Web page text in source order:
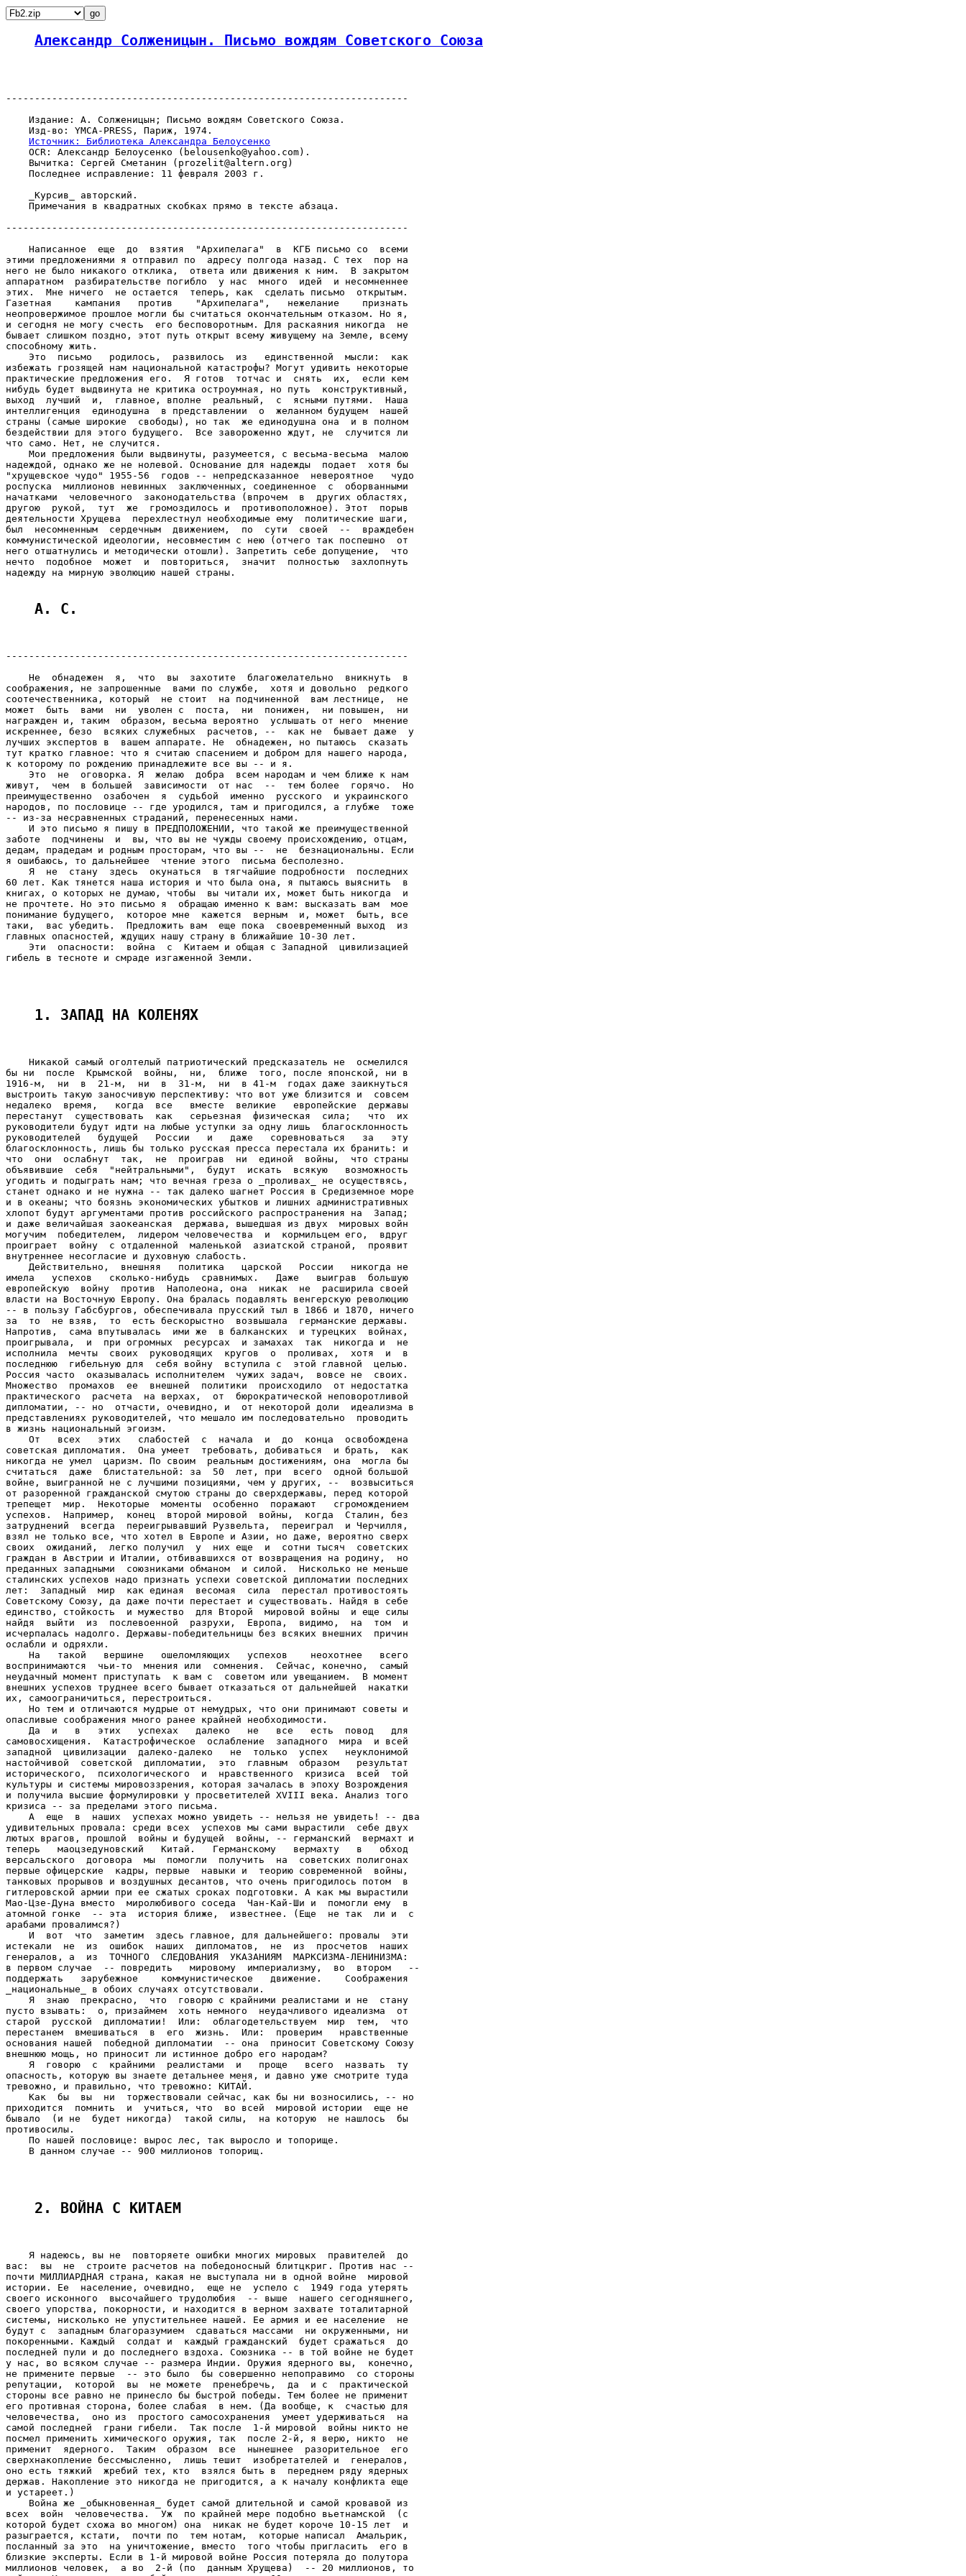
Александр Солженицын. Письмо вождям Советского Союза
----------------------------------------------------------------------
    Издание: А. Солженицын; Письмо вождям Советского Союза.
    Изд-во: YMCA-PRESS, Париж, 1974.
Источник: Библиотека Александра Белоусенко
    OCR: Александр Белоусенко (belousenko@yahoo.com).
    Вычитка: Сергей Сметанин (prozelit@altern.org)
    Последнее исправление: 11 февраля 2003 г.
    _Курсив_ авторский.
    Примечания в квадратных скобках прямо в тексте абзаца.
----------------------------------------------------------------------
    Написанное  еще  до  взятия  "Архипелага"  в  КГБ письмо со  всеми
этими предложениями я отправил по  адресу полгода назад. С тех  пор на
него не было никакого отклика,  ответа или движения к ним.  В закрытом
аппаратном  разбирательстве погибло  у нас  много  идей  и несомненнее
этих.  Мне ничего  не остается  теперь, как  сделать письмо  открытым.
Газетная    кампания   против    "Архипелага",   нежелание    признать
неопровержимое прошлое могли бы считаться окончательным отказом. Но я,
и сегодня не могу счесть  его бесповоротным. Для раскаяния никогда  не
бывает слишком поздно, этот путь открыт всему живущему на Земле, всему
способному жить.
    Это  письмо   родилось,  развилось  из   единственной  мысли:  как
избежать грозящей нам национальной катастрофы? Могут удивить некоторые
практические предложения его.  Я готов  тотчас и  снять  их,  если кем
нибудь будет выдвинута не критика остроумная, но путь  конструктивный,
выход  лучший  и,  главное, вполне  реальный,  с  ясными путями.  Наша
интеллигенция  единодушна  в представлении  о  желанном будущем  нашей
страны (самые широкие  свободы), но так  же единодушна она  и в полном
бездействии для этого будущего.  Все завороженно ждут, не  случится ли
что само. Нет, не случится.
    Мои предложения были выдвинуты, разумеется, с весьма-весьма  малою
надеждой, однако же не нолевой. Основание для надежды  подает  хотя бы
"хрущевское чудо" 1955-56  годов -- непредсказанное  невероятное   чудо
роспуска  миллионов невинных  заключенных, соединенное  с  оборванными
начатками  человечного  законодательства (впрочем  в  других областях,
другою  рукой,  тут  же  громоздилось и  противоположное). Этот  порыв
деятельности Хрущева  перехлестнул необходимые ему  политические шаги,
был  несомненным  сердечным  движением,  по  сути  своей  --  враждебен
коммунистической идеологии, несовместим с нею (отчего так поспешно  от
него отшатнулись и методически отошли). Запретить себе допущение,  что
нечто  подобное  может  и  повториться,  значит  полностью  захлопнуть
надежду на мирную эволюцию нашей страны.
А. С.
----------------------------------------------------------------------
    Не  обнадежен  я,  что  вы  захотите  благожелательно  вникнуть  в
соображения, не запрошенные  вами по службе,  хотя и довольно  редкого
соотечественника, который  не стоит  на подчиненной  вам лестнице,  не
может  быть  вами  ни  уволен с  поста,  ни  понижен,  ни повышен,  ни
награжден и, таким  образом, весьма вероятно  услышать от него  мнение
искреннее, безо  всяких служебных  расчетов, --  как не  бывает даже  у
лучших экспертов в  вашем аппарате. Не  обнадежен, но пытаюсь  сказать
тут кратко главное: что я считаю спасением и добром для нашего народа,
к которому по рождению принадлежите все вы -- и я.
    Это  не  оговорка. Я  желаю  добра  всем народам и чем ближе к нам
живут,  чем  в большей  зависимости  от нас  --  тем более  горячо.  Но
преимущественно  озабочен  я  судьбой  именно  русского  и украинского
народов, по пословице -- где уродился, там и пригодился, а глубже  тоже
-- из-за несравненных страданий, перенесенных нами.
    И это письмо я пишу в ПРЕДПОЛОЖЕНИИ, что такой же преимущественной
заботе  подчинены  и  вы, что вы не чужды своему происхождению, отцам,
дедам, прадедам и родным просторам, что вы --  не  безнациональны. Если
я ошибаюсь, то дальнейшее  чтение этого  письма бесполезно.
    Я  не  стану  здесь  окунаться  в тягчайшие подробности  последних
60 лет. Как тянется наша история и что была она, я пытаюсь выяснить  в
книгах, о которых не думаю, чтобы  вы читали их, может быть никогда  и
не прочтете. Но это письмо я  обращаю именно к вам: высказать вам  мое
понимание будущего,  которое мне  кажется  верным  и, может  быть, все
таки,  вас убедить.  Предложить вам  еще пока  своевременный выход  из
главных опасностей, ждущих нашу страну в ближайшие 10-30 лет.
    Эти  опасности:  война  с  Китаем и общая с Западной  цивилизацией
гибель в тесноте и смраде изгаженной Земли.
1. ЗАПАД НА КОЛЕНЯХ
    Никакой самый оголтелый патриотический предсказатель не  осмелился
бы ни  после  Крымской  войны,  ни,  ближе  того, после японской, ни в
1916-м,  ни  в  21-м,  ни  в  31-м,  ни  в 41-м  годах даже заикнуться
выстроить такую заносчивую перспективу: что вот уже близится и  совсем
недалеко  время,   когда  все   вместе  великие   европейские  державы
перестанут  существовать  как   серьезная  физическая  сила;   что  их
руководители будут идти на любые уступки за одну лишь  благосклонность
руководителей   будущей   России   и   даже   соревноваться   за   эту
благосклонность, лишь бы только русская пресса перестала их бранить: и
что  они  ослабнут  так,  не  проиграв  ни  единой  войны,  что страны
объявившие  себя  "нейтральными",  будут  искать  всякую   возможность
угодить и подыграть нам; что вечная греза о _проливах_ не осуществясь,
станет однако и не нужна -- так далеко шагнет Россия в Средиземное море
и в океаны; что боязнь экономических убытков и лишних административных
хлопот будут аргументами против российского распространения на  Запад;
и даже величайшая заокеанская  держава, вышедшая из двух  мировых войн
могучим  победителем,  лидером человечества  и  кормильцем его,  вдруг
проиграет  войну  с отдаленной  маленькой  азиатской страной,  проявит
внутреннее несогласие и духовную слабость.
    Действительно,  внешняя   политика   царской   России   никогда не
имела   успехов   сколько-нибудь  сравнимых.   Даже   выиграв  большую
европейскую  войну  против  Наполеона, она  никак  не  расширила своей
власти на Восточную Европу. Она бралась подавлять венгерскую революцию
-- в пользу Габсбургов, обеспечивала прусский тыл в 1866 и 1870, ничего
за  то  не взяв,  то  есть бескорыстно  возвышала  германские державы.
Напротив,  сама впутывалась  ими же  в балканских  и турецких  войнах,
проигрывала,  и  при огромных  ресурсах  и замахах  так  никогда и  не
исполнила  мечты  своих  руководящих  кругов  о  проливах,  хотя  и  в
последнюю  гибельную для  себя войну  вступила с  этой главной  целью.
Россия часто  оказывалась исполнителем  чужих задач,  вовсе не  своих.
Множество  промахов  ее  внешней  политики  происходило  от недостатка
практического  расчета  на верхах,  от  бюрократической неповоротливой
дипломатии, -- но  отчасти, очевидно, и  от некоторой доли  идеализма в
представлениях руководителей, что мешало им последовательно  проводить
в жизнь национальный эгоизм.
    От   всех   этих   слабостей  с  начала  и  до  конца  освобождена
советская дипломатия.  Она умеет  требовать, добиваться  и брать,  как
никогда не умел  царизм. По своим  реальным достижениям, она  могла бы
считаться  даже  блистательной: за  50  лет, при  всего  одной большой
войне, выигранной не с лучшими позициями, чем у других, --  возвыситься
от разоренной гражданской смутою страны до сверхдержавы, перед которой
трепещет  мир.  Некоторые  моменты  особенно  поражают   сгромождением
успехов.  Например,  конец  второй мировой  войны,  когда  Сталин, без
затруднений  всегда  переигрывавший Рузвельта,  переиграл  и Черчилля,
взял не только все, что хотел в Европе и Азии, но даже, вероятно сверх
своих  ожиданий,  легко получил  у  них еще  и  сотни тысяч  советских
граждан в Австрии и Италии, отбивавшихся от возвращения на родину,  но
преданных западными  союзниками обманом  и силой.  Нисколько не меньше
сталинских успехов надо признать успехи советской дипломатии последних
лет:  Западный  мир  как единая  весомая  сила  перестал противостоять
Советскому Союзу, да даже почти перестает и существовать. Найдя в себе
единство, стойкость  и мужество  для Второй  мировой войны  и еще силы
найдя  выйти  из  послевоенной  разрухи,  Европа,  видимо,  на  том  и
исчерпалась надолго. Державы-победительницы без всяких внешних  причин
ослабли и одряхли.
    На   такой   вершине   ошеломляющих   успехов    неохотнее   всего
воспринимаются  чьи-то  мнения или  сомнения.  Сейчас, конечно,  самый
неудачный момент приступать  к вам с  советом или увещанием.  В момент
внешних успехов труднее всего бывает отказаться от дальнейшей  накатки
их, самоограничиться, перестроиться.
    Но тем и отличаются мудрые от немудрых, что они принимают советы и
опасливые соображения много ранее крайней необходимости.
    Да  и   в   этих   успехах   далеко   не   все   есть  повод   для
самовосхищения.  Катастрофическое  ослабление  западного  мира  и всей
западной  цивилизации  далеко-далеко   не  только  успех   неуклонимой
настойчивой  советской  дипломатии,  это  главным  образом   результат
исторического,  психологического  и  нравственного  кризиса  всей  той
культуры и системы мировоззрения, которая зачалась в эпоху Возрождения
и получила высшие формулировки у просветителей XVIII века. Анализ того
кризиса -- за пределами этого письма.
    А  еще  в  наших  успехах можно увидеть -- нельзя не увидеть! -- два
удивительных провала: среди всех  успехов мы сами вырастили  себе двух
лютых врагов, прошлой  войны и будущей  войны, -- германский  вермахт и
теперь   маоцзедуновский   Китай.   Германскому   вермахту   в   обход
версальского  договора  мы  помогли  получить  на  советских полигонах
первые офицерские  кадры, первые  навыки и  теорию современной  войны,
танковых прорывов и воздушных десантов, что очень пригодилось потом  в
гитлеровской армии при ее сжатых сроках подготовки. А как мы вырастили
Мао-Цзе-Дуна вместо  миролюбивого соседа  Чан-Кай-Ши и  помогли ему  в
атомной гонке  -- эта  история ближе,  известнее. (Еще  не так  ли и  с
арабами провалимся?)
    И  вот  что  заметим  здесь главное, для дальнейшего: провалы  эти
истекали  не  из  ошибок  наших  дипломатов,  не  из  просчетов  наших
генералов, а  из  ТОЧНОГО  СЛЕДОВАНИЯ  УКАЗАНИЯМ  МАРКСИЗМА-ЛЕНИНИЗМА:
в первом случае  -- повредить   мировому  империализму,  во  втором   --
поддержать   зарубежное    коммунистическое   движение.    Соображения
_национальные_ в обоих случаях отсутствовали.
    Я  знаю  прекрасно,  что  говорю с крайними реалистами и не  стану
пусто взывать:  о, призаймем  хоть немного  неудачливого идеализма  от
старой  русской  дипломатии!  Или:  облагодетельствуем  мир  тем,  что
перестанем  вмешиваться  в  его  жизнь.  Или:  проверим   нравственные
основания нашей  победной дипломатии  -- она  приносит Советскому Союзу
внешнюю мощь, но приносит ли истинное добро его народам?
    Я  говорю  с  крайними  реалистами  и   проще   всего  назвать  ту
опасность, которую вы знаете детальнее меня, и давно уже смотрите туда
тревожно, и правильно, что тревожно: КИТАЙ.
    Как  бы  вы  ни  торжествовали сейчас, как бы ни возносились, -- но
приходится  помнить  и  учиться, что  во всей  мировой истории  еще не
бывало  (и не  будет никогда)  такой силы,  на которую  не нашлось  бы
противосилы.
    По нашей пословице: вырос лес, так выросло и топорище.
    В данном случае -- 900 миллионов топорищ.
2. ВОЙНА С КИТАЕМ
    Я надеюсь, вы не  повторяете ошибки многих мировых  правителей  до
вас:  вы  не  строите расчетов на победоносный блитцкриг. Против нас --
почти МИЛЛИАРДНАЯ страна, какая не выступала ни в одной войне  мировой
истории. Ее  население, очевидно,  еще не  успело с  1949 года утерять
своего исконного  высочайшего трудолюбия  -- выше  нашего сегодняшнего,
своего упорства, покорности, и находится в верном захвате тоталитарной
системы, нисколько не упустительнее нашей. Ее армия и ее население  не
будут с  западным благоразумием  сдаваться массами  ни окруженными, ни
покоренными. Каждый  солдат и  каждый гражданский  будет сражаться  до
последней пули и до последнего вздоха. Союзника -- в той войне не будет
у нас, во всяком случае -- размера Индии. Оружия ядерного вы,  конечно,
не примените первые  -- это было  бы совершенно непоправимо  со стороны
репутации,  которой  вы  не можете  пренебречь,  да  и с  практической
стороны все равно не принесло бы быстрой победы. Тем более не применит
его противная сторона, более слабая  в нем. (Да вообще, к  счастью для
человечества,  оно из  простого самосохранения  умеет удерживаться  на
самой последней  грани гибели.  Так после  1-й мировой  войны никто не
посмел применить химического оружия, так  после 2-й, я верю, никто  не
применит  ядерного.  Таким  образом  все  нынешнее  разорительное  его
сверхнакопление бессмысленно,  лишь тешит  изобретателей и  генералов,
оно есть тяжкий  жребий тех, кто  взялся быть в  переднем ряду ядерных
держав. Накопление это никогда не пригодится, а к началу конфликта еще
и устареет.)
    Война же _обыкновенная_ будет самой длительной и самой кровавой из
всех  войн  человечества.  Уж  по крайней мере подобно вьетнамской  (с
которой будет схожа во многом) она  никак не будет короче 10-15 лет  и
разыграется, кстати,  почти по  тем нотам,  которые написал  Амальрик,
посланный за это  на уничтожение, вместо  того чтобы пригласить  его в
близкие эксперты. Если в 1-й мировой войне Россия потеряла до полутора
миллионов человек,  а во  2-й (по  данным Хрущева)  -- 20 миллионов, то